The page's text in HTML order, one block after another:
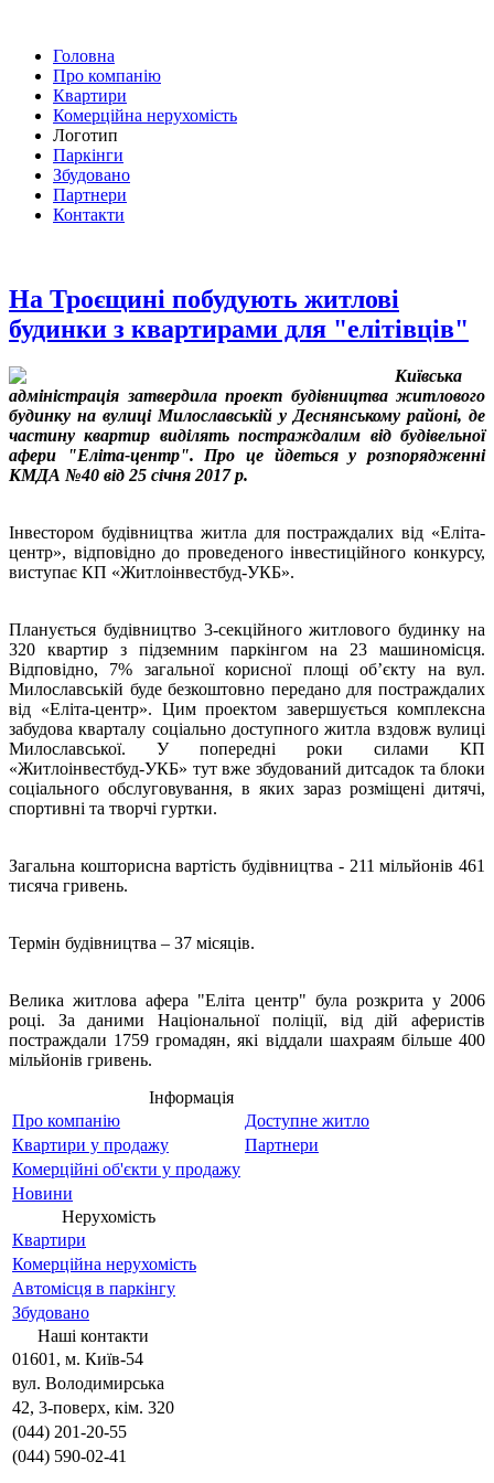
Головна
Про компанію
Квартири
Комерційна нерухомість
Логотип
Паркінги
Збудовано
Партнери
Контакти
На Троєщині побудують житлові
будинки з квартирами для "елітівців"
Київська
адміністрація затвердила проект будівництва житлового
будинку на вулиці Милославській у Деснянському районі, де
частину квартир виділять постраждалим від будівельної
афери "Еліта-центр". Про це йдеться у розпорядженні
КМДА №40 від 25 січня 2017 р.
Інвестором будівництва житла для постраждалих від «Еліта-
центр», відповідно до проведеного інвестиційного конкурсу,
виступає КП «Житлоінвестбуд-УКБ».
Планується будівництво 3-секційного житлового будинку на
320 квартир з підземним паркінгом на 23 машиномісця.
Відповідно, 7% загальної корисної площі об’єкту на вул.
Милославській буде безкоштовно передано для постраждалих
від «Еліта-центр». Цим проектом завершується комплексна
забудова кварталу соціально доступного житла вздовж вулиці
Милославської. У попередні роки силами КП
«Житлоінвестбуд-УКБ» тут вже збудований дитсадок та блоки
соціального обслуговування, в яких зараз розміщені дитячі,
спортивні та творчі гуртки.
Загальна кошторисна вартість будівництва - 211 мільйонів 461
тисяча гривень.
Термін будівництва – 37 місяців.
Велика житлова афера "Еліта центр" була розкрита у 2006
році. За даними Національної поліції, від дій аферистів
постраждали 1759 громадян, які віддали шахраям більше 400
мільйонів гривень.
Інформація
Про компанію
Доступне житло
Квартири у продажу
Партнери
Комерційні об'єкти у продажу
Новини
Нерухомість
Квартири
Комерційна нерухомість
Автомісця в паркінгу
Збудовано
Наші контакти
01601, м. Київ-54
вул. Володимирська
42, 3-поверх, кім. 320
(044) 201-20-55
(044) 590-02-41